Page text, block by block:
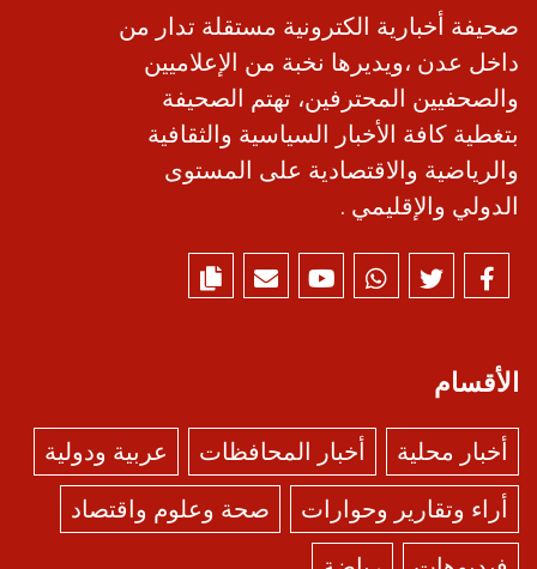
صحيفة أخبارية الكترونية مستقلة تدار من
داخل عدن ،ويديرها نخبة من الإعلاميين
والصحفيين المحترفين، تهتم الصحيفة
بتغطية كافة الأخبار السياسية والثقافية
والرياضية والاقتصادية على المستوى
الدولي والإقليمي .
الأقسام
أخبار محلية أخبار المحافظات
عربية ودولية
أراء وتقارير وحوارات
صحة وعلوم واقتصاد